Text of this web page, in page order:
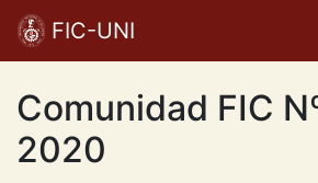
FIC-UNI
Comunidad FIC
2020